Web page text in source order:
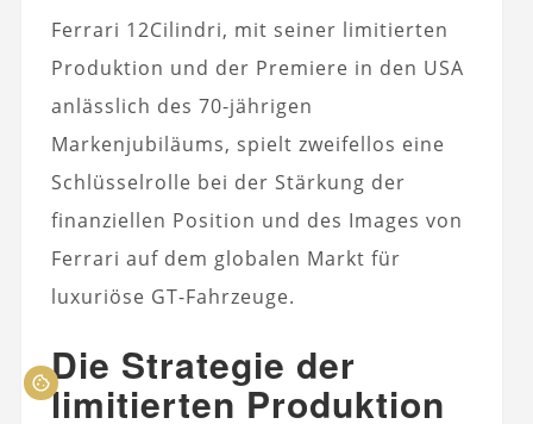
Ferrari 12Cilindri, mit seiner limitierten
Produktion und der Premiere in den USA
anlässlich des 70-jährigen
Markenjubiläums, spielt zweifellos eine
Schlüsselrolle bei der Stärkung der
finanziellen Position und des Images von
Ferrari auf dem globalen Markt für
luxuriöse GT-Fahrzeuge.
Die Strategie der
limitierten Produktion